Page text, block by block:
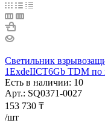
Светильник
1ExdeIICT6Gb TDM
Есть в наличии: 10
Арт.: SQ0371-0027
153 730 ₸
/шт